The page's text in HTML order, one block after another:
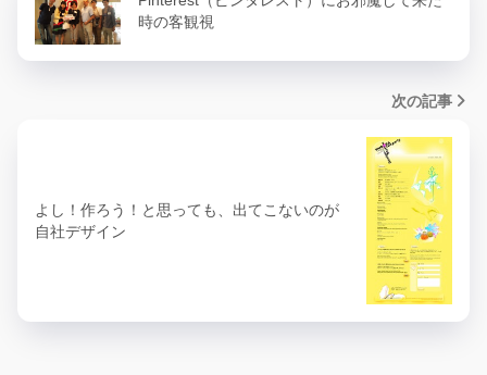
時の客観視
次の記事
よし！作ろう！と思っても、出てこないのが
自社デザイン